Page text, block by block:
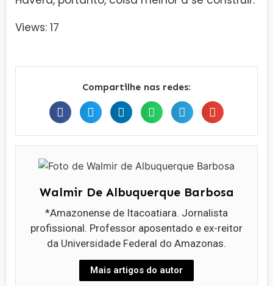
Views: 17
Compartilhe nas redes:
Walmir De Albuquerque Barbosa
*Amazonense de Itacoatiara. Jornalista
profissional. Professor aposentado e ex-reitor
da Universidade Federal do Amazonas.
Mais artigos do autor